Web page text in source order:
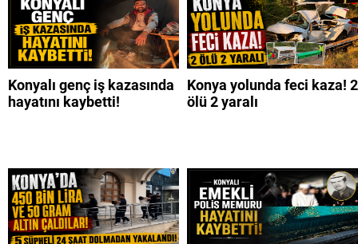
Konyalı genç iş kazasında
hayatını kaybetti!
Konya yolunda feci kaza! 2
ölü 2 yaralı